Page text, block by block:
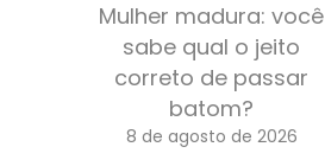
Mulher madura: você
sabe qual o jeito
correto de passar
batom?
8 de agosto de 2026